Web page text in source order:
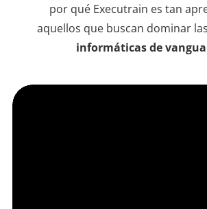
por qué Executrain es tan
aquellos que buscan dominar
informáticas de